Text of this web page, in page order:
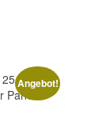
Angebot!